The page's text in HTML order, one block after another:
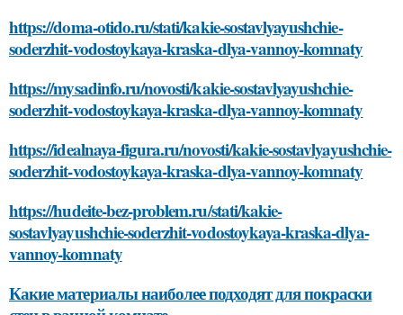
https://doma-otido.ru/stati/kakie-sostavlyayushchie-
soderzhit-vodostoykaya-kraska-dlya-vannoy-komnaty
https://mysadinfo.ru/novosti/kakie-sostavlyayushchie-
soderzhit-vodostoykaya-kraska-dlya-vannoy-komnaty
https://idealnaya-figura.ru/novosti/kakie-sostavlyayushchie-
soderzhit-vodostoykaya-kraska-dlya-vannoy-komnaty
https://hudeite-bez-problem.ru/stati/kakie-
sostavlyayushchie-soderzhit-vodostoykaya-kraska-dlya-
vannoy-komnaty
Какие материалы наиболее подходят для покраски